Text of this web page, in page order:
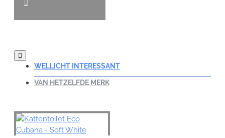
WELLICHT INTERESSANT
VAN HETZELFDE MERK